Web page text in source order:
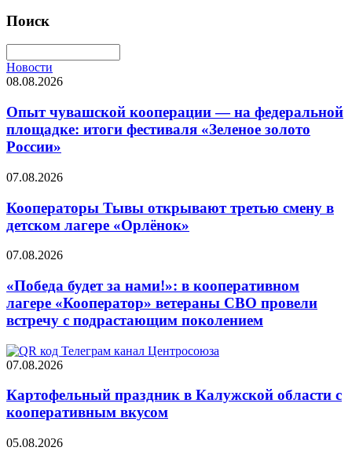
Поиск
Новости
08.08.2026
Опыт чувашской кооперации — на федеральной
площадке: итоги фестиваля «Зеленое золото
России»
07.08.2026
Кооператоры Тывы открывают третью смену в
детском лагере «Орлёнок»
07.08.2026
«Победа будет за нами!»: в кооперативном
лагере «Кооператор» ветераны СВО провели
встречу с подрастающим поколением
07.08.2026
Картофельный праздник в Калужской области с
кооперативным вкусом
05.08.2026